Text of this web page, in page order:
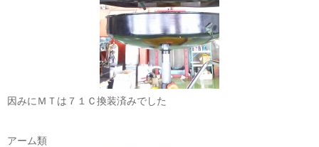
因みにＭＴは７１Ｃ換装済みでした
アーム類